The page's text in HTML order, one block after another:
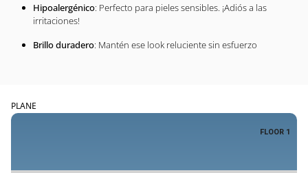
Hipoalergénico: Perfecto para pieles sensibles. ¡Adiós a las
irritaciones!
Brillo duradero: Mantén ese look reluciente sin esfuerzo
PLANE